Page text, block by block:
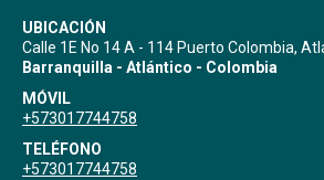
UBICACIÓN
Calle 1E No 14 A - 114 Puerto Colombia,
Barranquilla - Atlántico - Colombia
MÓVIL
+573017744758
TELÉFONO
+573017744758